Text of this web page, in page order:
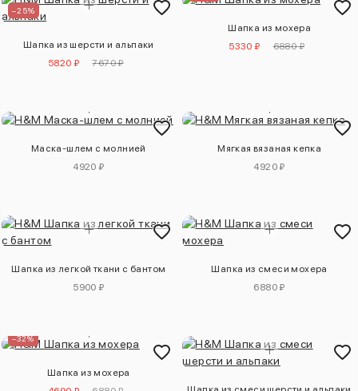
–25%
Шапка из шерсти и альпаки
5820 ₽
7670 ₽
Шапка из мохера
5330 ₽
6880 ₽
Маска-шлем с молнией
4920 ₽
Мягкая вязаная кепка
4920 ₽
Шапка из легкой ткани с бантом
5900 ₽
Шапка из смеси мохера
6880 ₽
–32%
Шапка из мохера